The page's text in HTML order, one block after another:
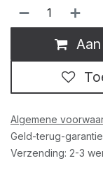
Algemene
Geld-terug-
Verzending: 2-3